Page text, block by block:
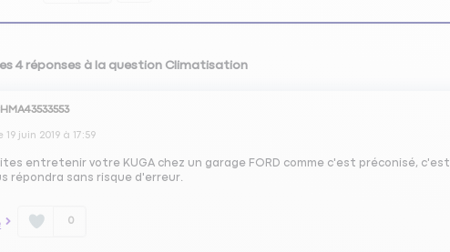
4 réponses à la question Climatisation
19 juin 2019 à 17:59
entretenir votre KUGA chez un garage FORD comme c'est préconisé, c'est
répondra sans risque d'erreur.
0